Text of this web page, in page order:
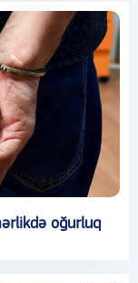
oğurluq